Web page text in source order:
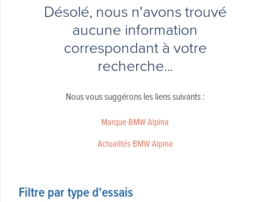
Désolé, nous n'avons trouvé
aucune information
correspondant à votre
recherche...
Nous vous suggérons les liens suivants :
Marque BMW Alpina
Actualités BMW Alpina
Filtre par type d'essais